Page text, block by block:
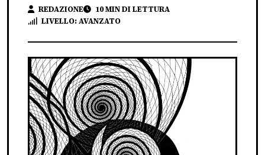
REDAZIONE
10 MIN DI LETTURA
LIVELLO: AVANZATO